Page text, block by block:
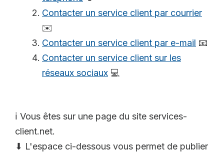
Contacter un service client par courrier
✉️
Contacter un service client par e-mail 📧
Contacter un service client sur les
réseaux sociaux 💻
ℹ️ Vous êtes sur une page du site services-
client.net.
⬇ L'espace ci-dessous vous permet de publier